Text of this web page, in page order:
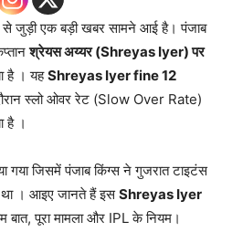
जुड़ी एक बड़ी खबर सामने आई है। पंजाब
श्रेयस अय्यर (Shreyas Iyer) पर
है । यहShreyas Iyer fine 12
स्लो ओवर रेट (Slow Over Rate)
है ।
गया जिसमें पंजाब किंग्स ने गुजरात टाइटंस
। आइए जानते हैं इसShreyas Iyer
बात, पूरा मामला और IPL के नियम।